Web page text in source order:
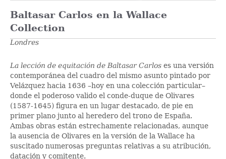
Baltasar Carlos en la Wallace
Collection
Londres
La lección de equitación de Baltasar Carlos es una versión
contemporánea del cuadro del mismo asunto pintado por
Velázquez hacia 1636 –hoy en una colección particular–
donde el poderoso valido el conde-duque de Olivares
(1587-1645) figura en un lugar destacado, de pie en
primer plano junto al heredero del trono de España.
Ambas obras están estrechamente relacionadas, aunque
la ausencia de Olivares en la versión de la Wallace ha
suscitado numerosas preguntas relativas a su atribución,
datación y comitente.